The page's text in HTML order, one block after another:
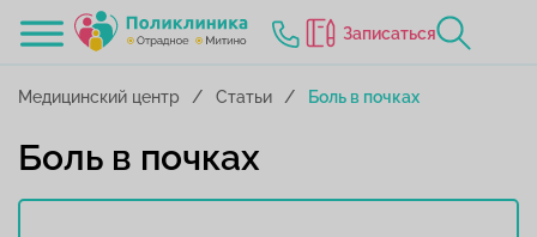
Записаться
Медицинский центр Статьи Боль в почках
Боль в почках